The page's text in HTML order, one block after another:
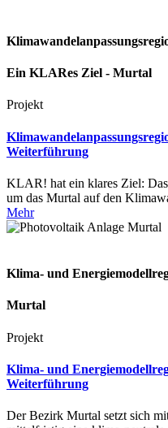
Ein KLARes Ziel - Murtal
Projekt
Weiterführung
KLAR! hat ein klares Ziel:
um das Murtal auf den
Mehr
Klima- und
Murtal
Projekt
Klima- und
Weiterführung
Der Bezirk Murtal setzt sich